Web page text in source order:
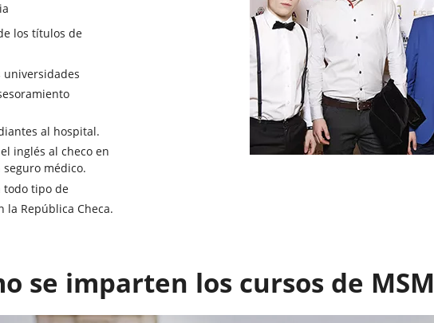
los títulos de
universidades
al hospital.
inglés al checo en
médico.
todo tipo de
la República Checa.
se imparten los cursos de MSM